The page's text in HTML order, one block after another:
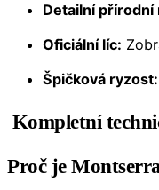
Detailní přírodní
Oficiální líc:
Špičková ryzost:
Kompletní
Proč je